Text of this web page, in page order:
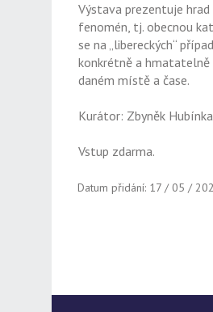
Výstava prezentuje hrad
fenomén, tj. obecnou
se na „libereckých“
konkrétně a hmatatelně
daném místě a čase.
Kurátor: Zbyněk Hubínka
Vstup zdarma.
Datum přidání: 17 / 05 /